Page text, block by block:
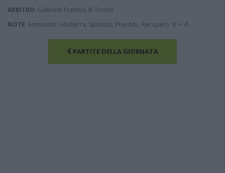
ARBITRO: Gabriele Framba di Torino
NOTE: Ammoniti: Gibilterra, Spinozzi, Piseddu. Recupero: 0' + 4'.
PARTITE DELLA GIORNATA